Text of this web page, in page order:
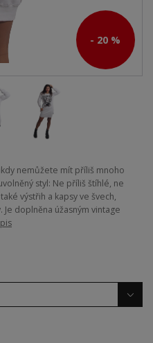
- 20 %
nemůžete mít příliš mnoho
styl: Ne příliš štíhlé, ne
výstřih a kapsy ve švech,
doplněna úžasným vintage